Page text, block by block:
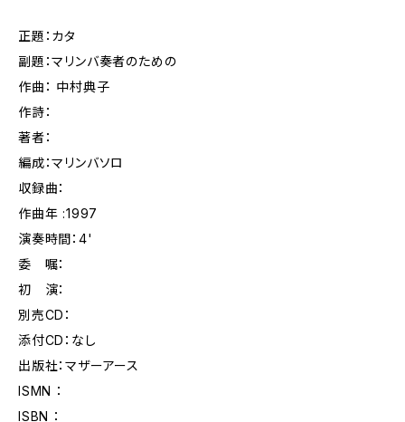
正題：カタ
副題：マリンバ奏者のための
作曲： 中村典子
作詩：
著者：
編成：マリンバソロ
収録曲：
作曲年 :1997
演奏時間：4'
委 嘱：
初 演：
別売CD：
添付CD：なし
出版社：マザーアース
ISMN ：
ISBN ：